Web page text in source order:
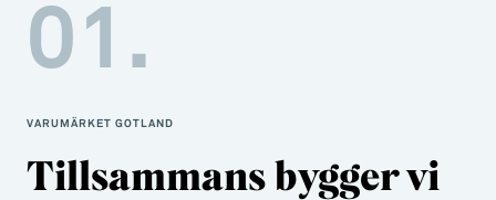
01.
VARUMÄRKET GOTLAND
Tillsammans bygger vi